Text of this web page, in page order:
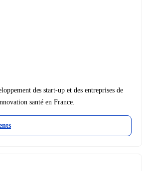
des start-up et des entreprises de
santé en France.